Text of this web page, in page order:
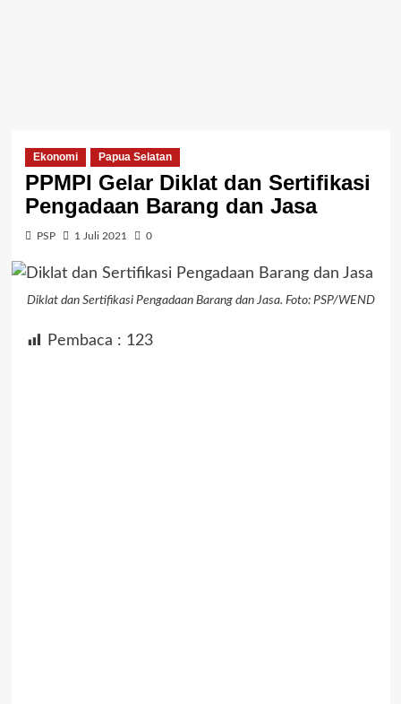
Ekonomi Papua Selatan
PPMPI Gelar Diklat dan Sertifikasi
Pengadaan Barang dan Jasa
PSP 1 Juli 2021 0
Diklat dan Sertifikasi Pengadaan Barang dan Jasa. Foto: PSP/WEND
Pembaca : 123